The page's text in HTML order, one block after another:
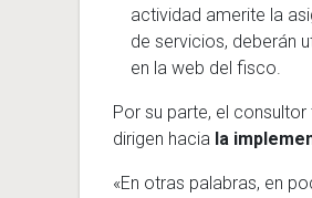
actividad amerite la
de servicios, deberán
en la web del fisco.
Por su parte, el consultor
dirigen hacia la
«En otras palabras, en